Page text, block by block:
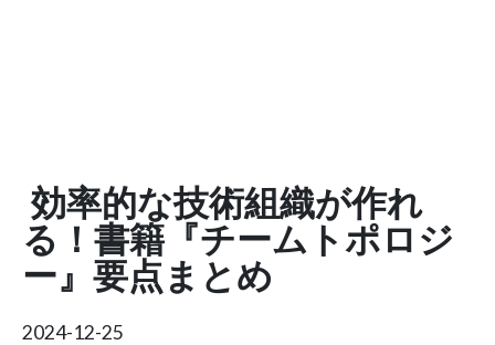
効率的な技術組織が作れ
る！書籍『チームトポロジ
ー』要点まとめ
2024-12-25